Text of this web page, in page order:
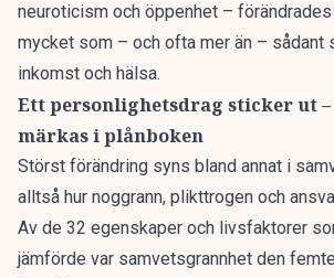
neuroticism och öppenhet –
mycket som – och ofta mer än – sådant
inkomst och hälsa.
Ett personlighetsdrag sticker ut –
märkas i plånboken
Störst förändring syns bland annat i
alltså hur noggrann, plikttrogen och
Av de 32 egenskaper och livsfaktorer
jämförde var samvetsgrannhet den